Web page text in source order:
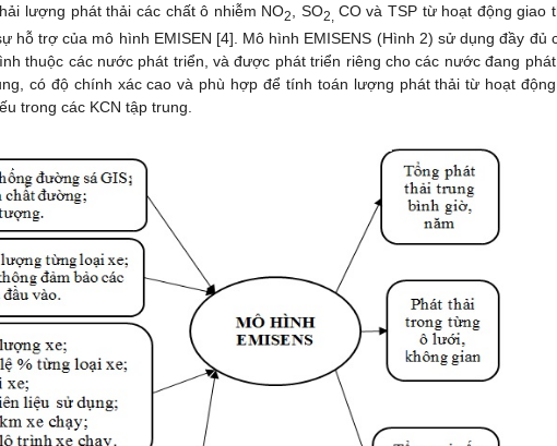
hải lượng phát thải các chất ô nhiễm NO2, SO2, CO và TSP từ hoạt động giao
hỗ trợ của mô hình EMISEN [4]. Mô hình EMISENS (Hình 2) sử dụng đầy đủ
thuộc các nước phát triển, và được phát triển riêng cho các nước đang
có độ chính xác cao và phù hợp để tính toán lượng phát thải từ hoạt
trong các KCN tập trung.